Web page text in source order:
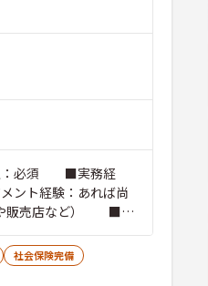
上：必須 ■実務経
ント経験：あれば尚
や販売店など） ■普
社会保険完備